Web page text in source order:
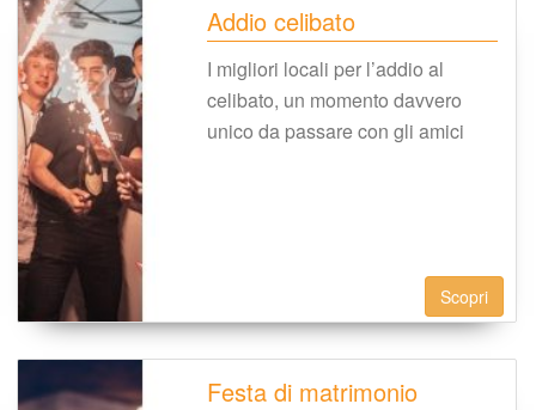
Addio celibato
I migliori locali per l’addio al
celibato, un momento davvero
unico da passare con gli amici
Scopri
Festa di matrimonio